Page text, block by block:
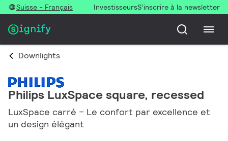
Suisse - Français InvestisseursS’inscrire à la newsletter
Downlights
Philips LuxSpace square, recessed
LuxSpace carré – Le confort par excellence et
un design élégant